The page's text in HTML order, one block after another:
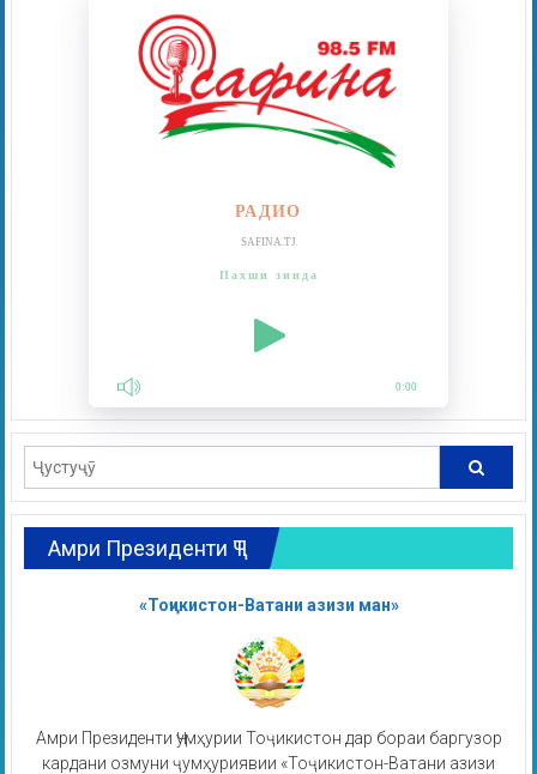
РАДИО
SAFINA.TJ
Пахши зинда
0:00
Амри Президенти ҶТ
«Тоҷикистон-Ватани азизи ман»
Амри Президенти Ҷумҳурии Тоҷикистон дар бораи баргузор
кардани озмуни ҷумҳуриявии «Тоҷикистон-Ватани азизи